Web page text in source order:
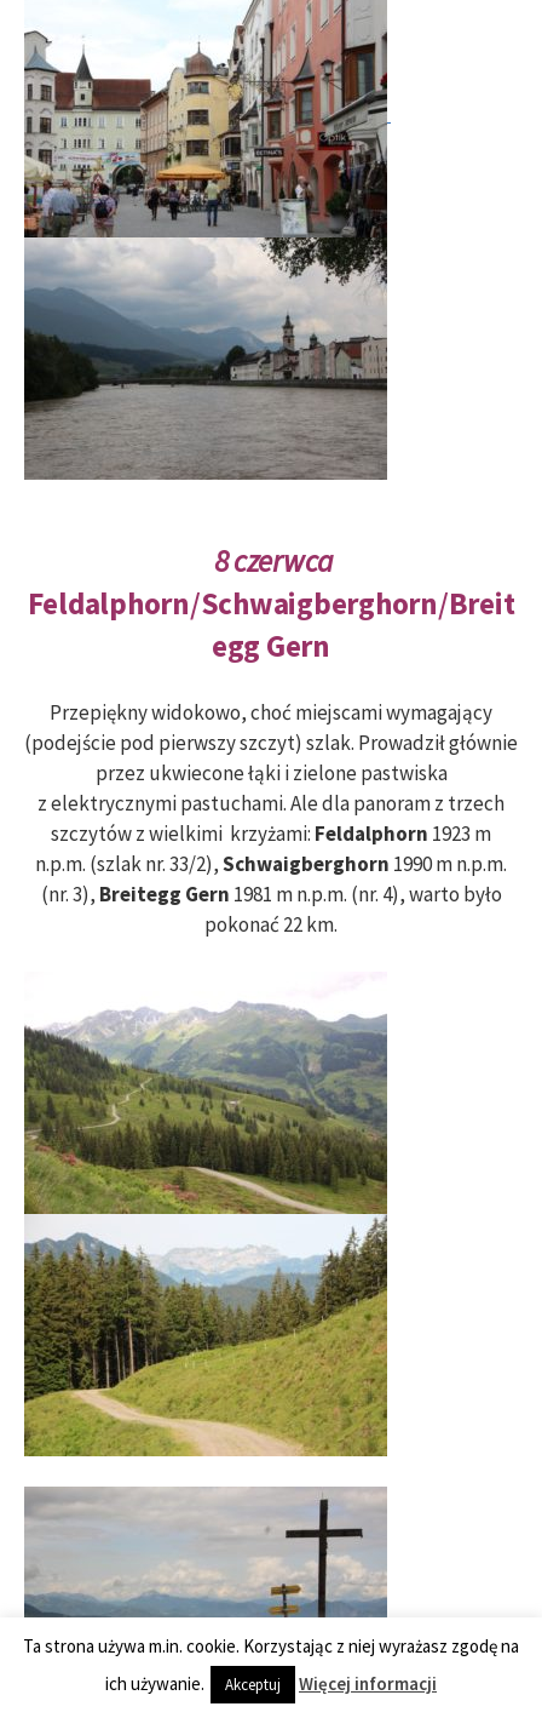
8 czerwca
Feldalphorn/Schwaigberghorn/Breit
egg Gern
Przepiękny widokowo, choć miejscami wymagający
(podejście pod pierwszy szczyt) szlak. Prowadził głównie
przez ukwiecone łąki i zielone pastwiska
z elektrycznymi pastuchami. Ale dla panoram z trzech
szczytów z wielkimi krzyżami: Feldalphorn 1923 m
n.p.m. (szlak nr. 33/2),Schwaigberghorn 1990 m n.p.m.
(nr. 3), Breitegg Gern 1981 m n.p.m. (nr. 4), warto było
pokonać 22 km.
Ta strona używa m.in. cookie. Korzystając z niej wyrażasz zgodę na
ich używanie.
Akceptuj Więcej informacji